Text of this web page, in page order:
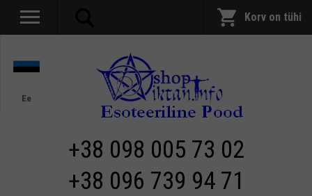
Ee
+38 098 005 73 02
+38 096 739 94 71
Korv on tühi